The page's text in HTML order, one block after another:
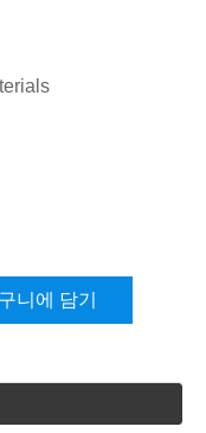
니에 담기